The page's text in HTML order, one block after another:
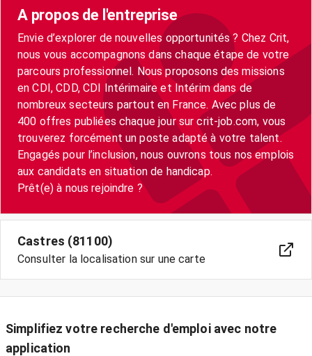
A propos de l'entreprise
Envie d’explorer de nouvelles opportunités ? Chez Crit,
nous vous accompagnons dans chaque étape de votre
parcours professionnel. Nous proposons des missions
en CDI, CDD, CDI Intérimaire et Intérim dans de
nombreux secteurs partout en France. Avec plus de
400 offres publiées chaque jour sur crit-job.com, vous
trouverez forcément un poste adapté à votre talent.
Engagés pour l’inclusion, nous ouvrons tous nos emplois
aux candidats en situation de handicap.
Prêt(e) à nous rejoindre ?
Castres (81100)
Consulter la localisation sur une carte
Simplifiez votre recherche d'emploi avec notre
application